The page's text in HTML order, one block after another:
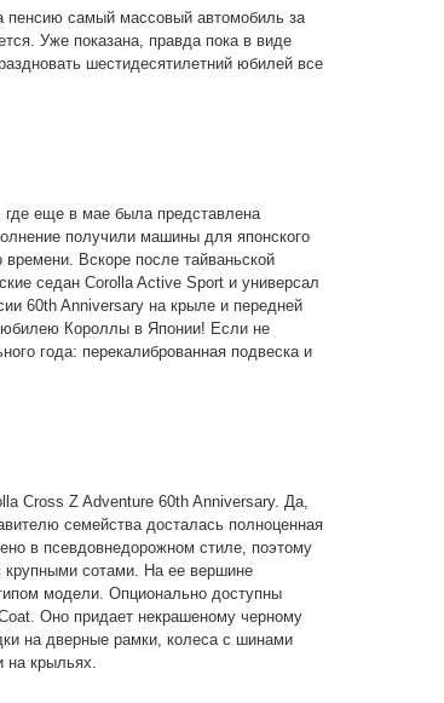
пенсию самый массовый автомобиль за
Уже показана, правда пока в виде
шестидесятилетний юбилей все
где еще в мае была представлена
получили машины для японского
Вскоре после тайваньской
седан Corolla Active Sport и универсал
60th Anniversary на крыле и передней
юбилею Короллы в Японии! Если не
года: перекалиброванная подвеска и
Cross Z Adventure 60th Anniversary. Да,
семейства досталась полноценная
в псевдовнедорожном стиле, поэтому
крупными сотами. На ее вершине
модели. Опционально доступны
Оно придает некрашеному черному
на дверные рамки, колеса с шинами
на крыльях.